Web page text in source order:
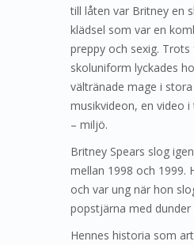
till låten var Britney en
klädsel som var en
preppy och sexig.
skoluniform lyckades
vältränade mage i
musikvideon, en video
– miljö.
Britney Spears slog
mellan 1998 och 1999.
och var ung när hon
popstjärna med dunder
Hennes historia som